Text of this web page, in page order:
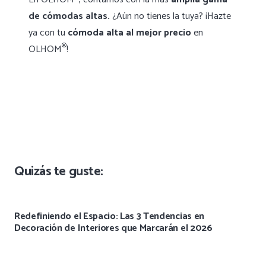
de cómodas altas.¿Aún no tienes la tuya? ¡Hazte
ya con tu cómoda alta al mejor precioen
OLHOM®!
Quizás te guste:
Redefiniendo el Espacio: Las 3 Tendencias en
Decoración de Interiores que Marcarán el 2026